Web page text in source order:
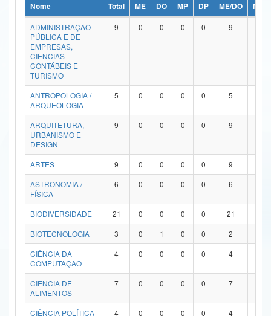
Ministério da Ciência, Tecnologia, Inovações e Comunicações
Ministério do Meio Ambiente
Ministério do Turismo
Ministério do Desenvolvimento Regional
Controladoria-Geral da União
Ministério da Mulher, da Família e dos Direitos Humanos
Secretaria de Governo
Advocacia-Geral da União
Banco Central do Brasil
Nome Total ME DO MP DP ME/DO
MP/
ADMINISTRAÇÃO
PÚBLICA E DE
EMPRESAS,
CIÊNCIAS
CONTÁBEIS E
TURISMO
9 0 0 0 0 9
ANTROPOLOGIA /
ARQUEOLOGIA
5 0 0 0 0 5
ARQUITETURA,
URBANISMO E
DESIGN
9 0 0 0 0 9
ARTES 9 0 0 0 0 9
ASTRONOMIA /
FÍSICA
6 0 0 0 0 6
BIODIVERSIDADE 21 0 0 0 0 21
BIOTECNOLOGIA
3 0 1 0 0 2
CIÊNCIA DA
COMPUTAÇÃO
4 0 0 0 0 4
CIÊNCIA DE
ALIMENTOS
7 0 0 0 0 7
CIÊNCIA POLÍTICA
4 0 0 0 0 4